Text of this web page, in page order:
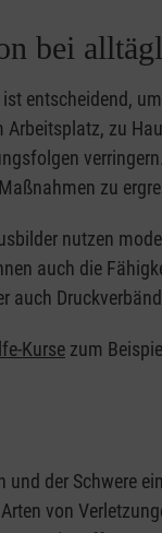
bei
entscheidend,
zu
zu
nutzen
auch die
auch
Kurse zum
der Schwere
von